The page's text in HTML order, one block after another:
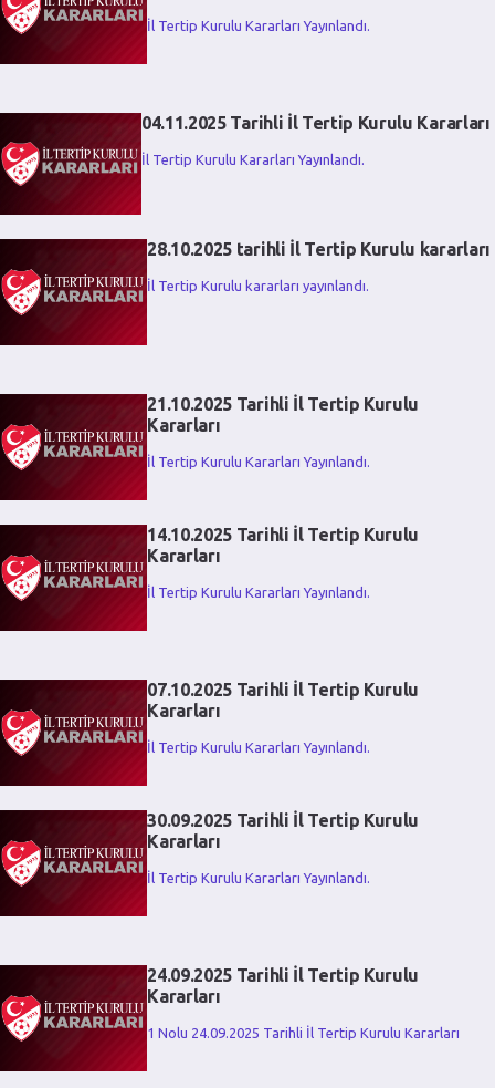
İl Tertip Kurulu Kararları Yayınlandı.
04.11.2025 Tarihli İl Tertip Kurulu Kararları
İl Tertip Kurulu Kararları Yayınlandı.
28.10.2025 tarihli İl Tertip Kurulu kararları
İl Tertip Kurulu kararları yayınlandı.
21.10.2025 Tarihli İl Tertip Kurulu
Kararları
İl Tertip Kurulu Kararları Yayınlandı.
14.10.2025 Tarihli İl Tertip Kurulu
Kararları
İl Tertip Kurulu Kararları Yayınlandı.
07.10.2025 Tarihli İl Tertip Kurulu
Kararları
İl Tertip Kurulu Kararları Yayınlandı.
30.09.2025 Tarihli İl Tertip Kurulu
Kararları
İl Tertip Kurulu Kararları Yayınlandı.
24.09.2025 Tarihli İl Tertip Kurulu
Kararları
1 Nolu 24.09.2025 Tarihli İl Tertip Kurulu Kararları